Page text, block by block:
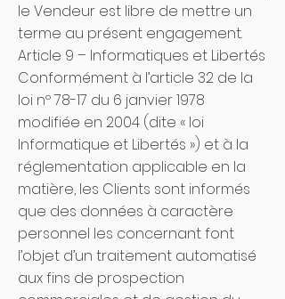
le Vendeur est libre de mettre un
terme au présent engagement.
Article 9 – Informatiques et Libertés
Conformément à l’article 32 de la
loi nº 78-17 du 6 janvier 1978
modifiée en 2004 (dite « loi
Informatique et Libertés ») et à la
réglementation applicable en la
matière, les Clients sont informés
que des données à caractère
personnel les concernant font
l’objet d’un traitement automatisé
aux fins de prospection